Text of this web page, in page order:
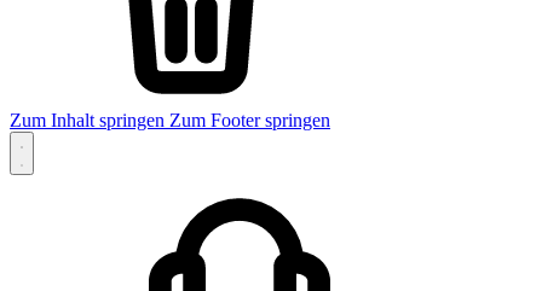
Zum Inhalt springen Zum Footer springen